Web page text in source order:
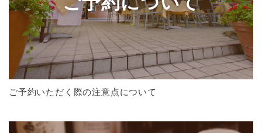
ご予約いただく際の注意点について